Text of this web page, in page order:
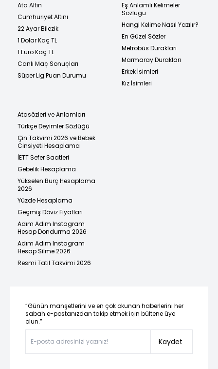
Ata Altın
Cumhuriyet Altını
22 Ayar Bilezik
1 Dolar Kaç TL
1 Euro Kaç TL
Canlı Maç Sonuçları
Süper Lig Puan Durumu
Eş Anlamlı Kelimeler
Sözlüğü
Hangi Kelime Nasıl Yazılır?
En Güzel Sözler
Metrobüs Durakları
Marmaray Durakları
Erkek İsimleri
Kız İsimleri
Atasözleri ve Anlamları
Türkçe Deyimler Sözlüğü
Çin Takvimi 2026 ve Bebek
Cinsiyeti Hesaplama
İETT Sefer Saatleri
Gebelik Hesaplama
Yükselen Burç Hesaplama
2026
Yüzde Hesaplama
Geçmiş Döviz Fiyatları
Adım Adım Instagram
Hesap Dondurma 2026
Adım Adım Instagram
Hesap Silme 2026
Resmi Tatil Takvimi 2026
“Günün manşetlerini ve en çok okunan haberlerini her
sabah e-postanızdan takip etmek için bültene üye
olun.”
Kaydet